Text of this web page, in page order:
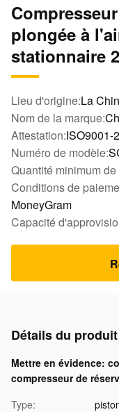
plongée à
stationnaire
Lieu d'origine:La
Nom de la marque:
Attestation:ISO9001-
Numéro de modèle:
Quantité minimum
Conditions de
MoneyGram
Capacité
Détails du produit
Mettre en évidence:
compresseur de
Type: